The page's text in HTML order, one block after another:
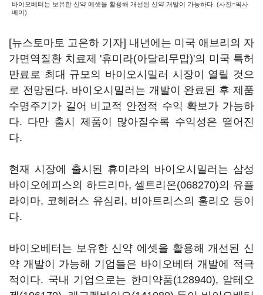
바이오베터는 보유한 신약 에셋을 활용해 개선된 신약 개발이 가능하다. (사진=픽사
베이)
[뉴스토마토 고은하 기자] 내년에는 미국 애브리의 자
가면역질환 치료제 '휴미라(아달리무맙)'의 미국 특허
만료로 최대 규모의 바이오시밀러 시장이 열릴 것으
로 전망된다. 바이오시밀러는 개발이 완료된 후 제품
수명주기가 길어 비교적 안정적 수익 확보가 가능하
다. 다만 출시 제품이 많아질수록 수익성은 떨어진
다.
현재 시장에 출시된 휴미라의 바이오시밀러는 삼성
바이오에피스의 하드리마,셀트리온(068270)의 유플
라이마, 코헤러스 유심리, 비아트리스의 훌리오 등이
다.
바이오베터는 보유한 신약 에셋을 활용해 개선된 신
약 개발이 가능해 기업들은 바이오베터 개발에 적극
적이다. 국내 기업으로는 한미약품(128940), 알테오